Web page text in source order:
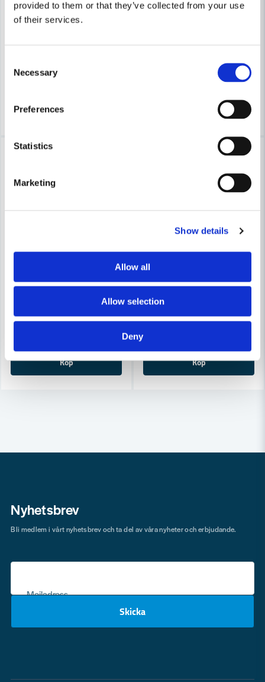
provided to them or that they’ve collected from your use
of their services.
Selection
Necessary
Preferences
Statistics
Marketing
Show details
Allow all
Allow selection
Deny
COBOLT
Cobolt Skivnotfräs L=10 F=12mm
Leveranstid ifrån leverantör ca
Köp
Leveranstid ifrån leverantör ca
Cobolt Skivnotfräs L=10 F=11mm
679 kr
633 kr
Köp
-7%
COBOLT
Cobolt Skivnotfräs L=10,
679 kr
633 kr
Köp
Nyhetsbrev
Mejladress
Skicka
Bli medlem i vårt nyhetsbrev och ta del av våra nyheter och erbjudande.